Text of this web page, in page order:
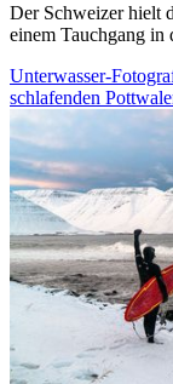
Der Schweizer hielt
einem Tauchgang
Unterwasser-
schlafenden